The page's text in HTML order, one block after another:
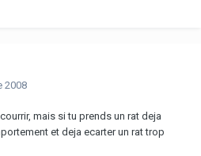
2008
mais si tu prends un rat deja
et deja ecarter un rat trop